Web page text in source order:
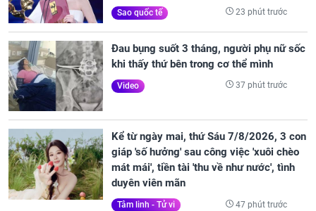
Sao quốc tế 23 phút trước
Đau bụng suốt 3 tháng, người phụ nữ sốc
khi thấy thứ bên trong cơ thể mình
Video 37 phút trước
Kể từ ngày mai, thứ Sáu 7/8/2026, 3 con
giáp 'số hưởng' sau công việc 'xuôi chèo
mát mái', tiền tài 'thu về như nước', tình
duyên viên mãn
Tâm linh - Tử vi 47 phút trước